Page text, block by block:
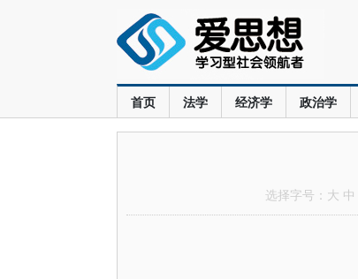
首页 法学 经济学 政治学
选择字号： 大 中